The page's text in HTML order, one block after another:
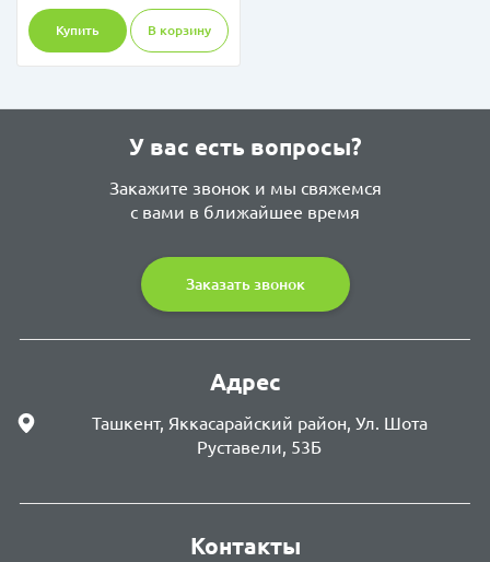
Купить В корзину
У вас есть вопросы?
Закажите звонок и мы свяжемся
с вами в ближайшее время
Заказать звонок
Адрес
Ташкент, Яккасарайский район, Ул. Шота
Руставели, 53Б
Контакты